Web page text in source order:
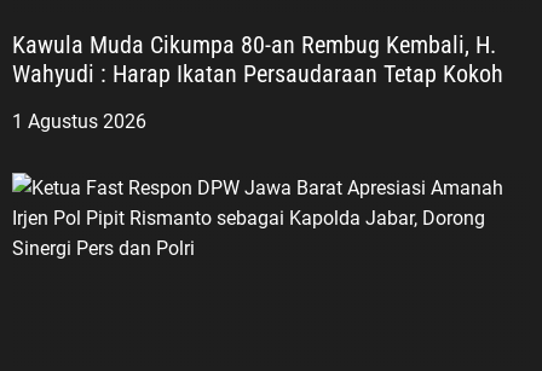
Kawula Muda Cikumpa 80-an Rembug Kembali, H.
Wahyudi : Harap Ikatan Persaudaraan Tetap Kokoh
1 Agustus 2026